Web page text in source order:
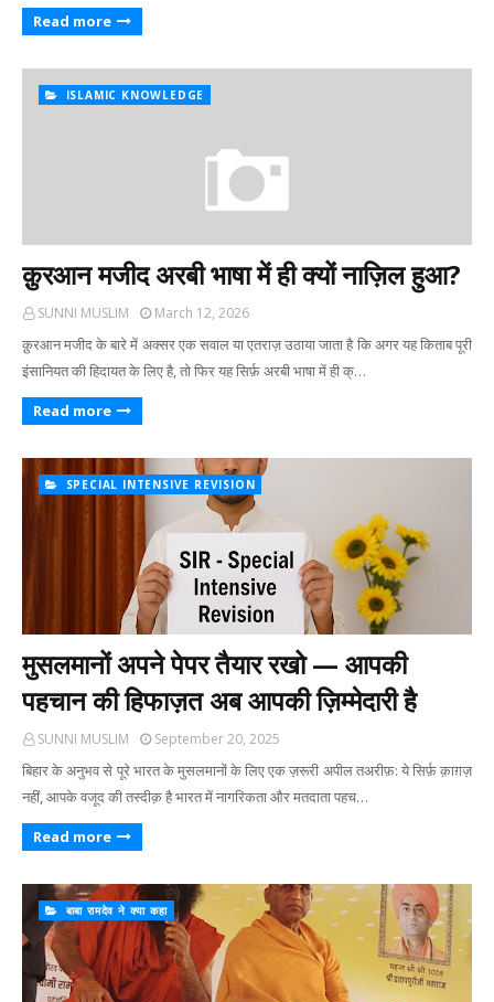
Read more
ISLAMIC KNOWLEDGE
क़ुरआन मजीद अरबी भाषा में ही क्यों नाज़िल हुआ?
SUNNI MUSLIM March 12, 2026
क़ुरआन मजीद के बारे में अक्सर एक सवाल या एतराज़ उठाया जाता है कि अगर यह किताब पूरी
इंसानियत की हिदायत के लिए है, तो फिर यह सिर्फ़ अरबी भाषा में ही क्…
Read more
SPECIAL INTENSIVE REVISION
मुसलमानों अपने पेपर तैयार रखो — आपकी
पहचान की हिफाज़त अब आपकी ज़िम्मेदारी है
SUNNI MUSLIM September 20, 2025
बिहार के अनुभव से पूरे भारत के मुसलमानों के लिए एक ज़रूरी अपील तअरीफ़: ये सिर्फ़ क़ाग़ज़
नहीं, आपके वजूद की तस्दीक़ है भारत में नागरिकता और मतदाता पहच…
Read more
बाबा रामदेव ने क्या कहा